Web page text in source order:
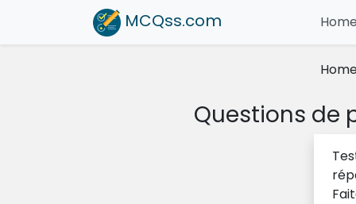
MCQss.com Home
Questions de